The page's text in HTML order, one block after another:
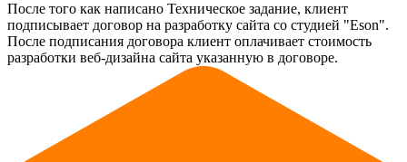
После того как написано Техническое задание, клиент
подписывает договор на разработку сайта со студией "Eson".
После подписания договора клиент оплачивает стоимость
разработки веб-дизайна сайта указанную в договоре.